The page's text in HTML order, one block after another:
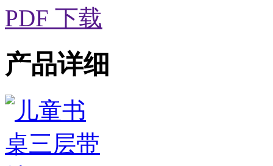
PDF 下载
产品详细